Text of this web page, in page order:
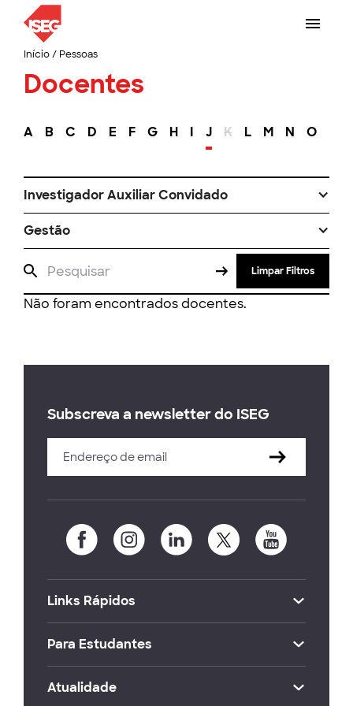
Início/ Pessoas
Docentes
A B C D E F G H I J K L M N O
Investigador Auxiliar Convidado
Gestão
Limpar Filtros
Não foram encontrados docentes.
Subscreva a newsletter do ISEG
Links Rápidos
Para Estudantes
Atualidade